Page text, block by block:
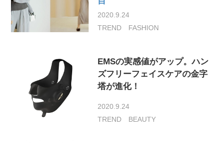
2020.9.24
TREND
FASHION
EMSの実感値がアップ。ハン
ズフリーフェイスケアの金字
塔が進化！
2020.9.24
TREND
BEAUTY